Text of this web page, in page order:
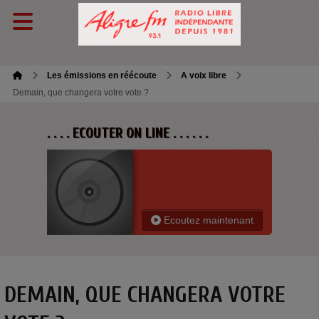
Les émissions en réécoute
A voix libre
Demain, que changera votre vote ?
. . . . ECOUTER ON LINE . . . . . .
Ecoutez maintenant
DEMAIN, QUE CHANGERA VOTRE